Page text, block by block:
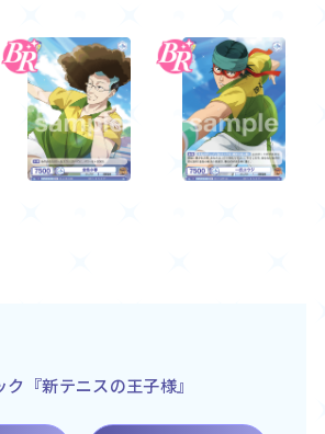
『新テニスの王子様』